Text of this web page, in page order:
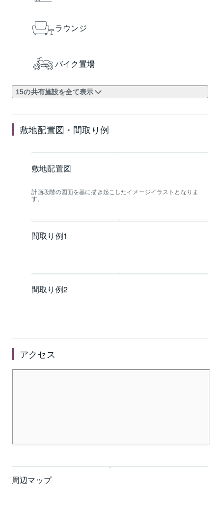
ラウンジ
バイク置場
15の共有施設を全て表示
敷地配置図・間取り例
敷地配置図
計画段階の図面を基に描き起こしたイメージイラストとなりま
す。
間取り例1
間取り例2
アクセス
周辺マップ